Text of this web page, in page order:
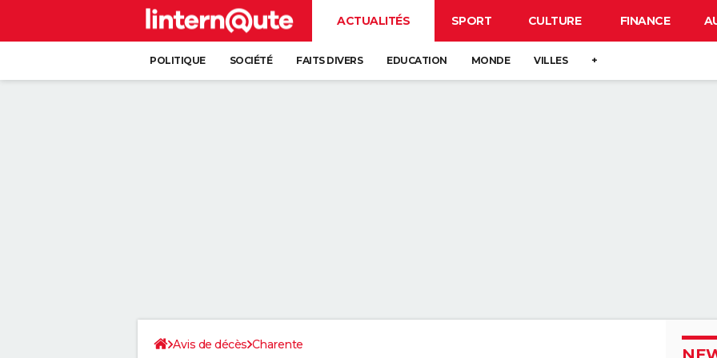
ACTUALITÉS SPORT CULTURE FINANCE
POLITIQUE SOCIÉTÉ FAITS DIVERS EDUCATION MONDE VILLES +
Avis de décès Charente